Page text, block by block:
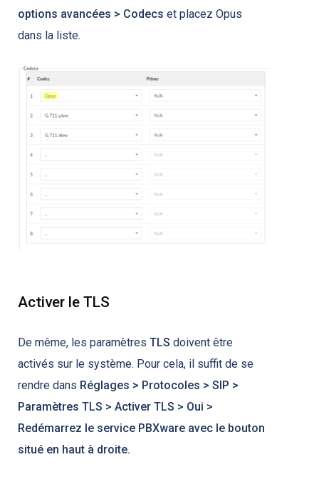
options avancées > Codecs et placez Opus
dans la liste.
Activer le TLS
De même, les paramètres TLS doivent être
activés sur le système. Pour cela, il suffit de se
rendre dans Réglages > Protocoles > SIP >
Paramètres TLS > Activer TLS > Oui >
Redémarrez le service PBXware avec le bouton
situé en haut à droite.